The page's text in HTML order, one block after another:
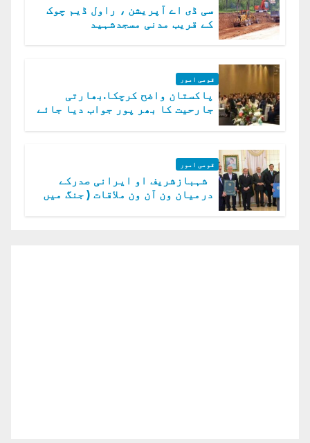
سی ڈی اے آپریشن ، راول ڈیم چوک
کے قریب مدنی مسجدشہید
قومی امور
پاکستان واضح کرچکا.بھارتی
جارحیت کا بھر پور جواب دیا جائے
قومی امور
شہبازشریف او ایرانی صدرکے
درمیان ون آن ون ملاقات ( جنگ میں